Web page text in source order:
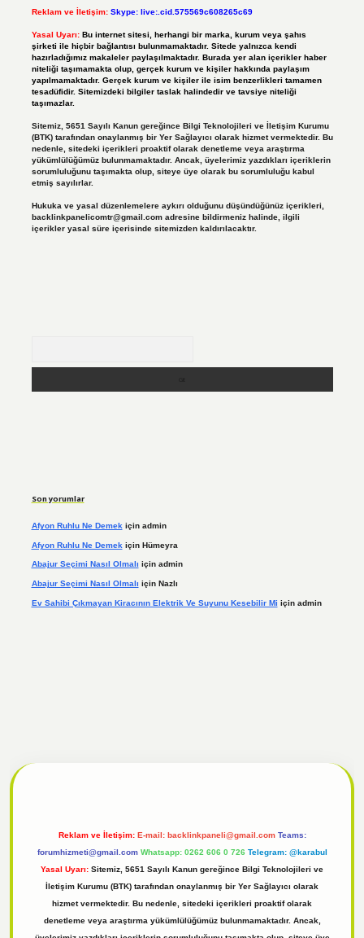
Reklam ve İletişim: Skype: live:.cid.575569c608265c69
Yasal Uyarı: Bu internet sitesi, herhangi bir marka, kurum veya şahıs
şirketi ile hiçbir bağlantısı bulunmamaktadır. Sitede yalnızca kendi
hazırladığımız makaleler paylaşılmaktadır. Burada yer alan içerikler haber
niteliği taşımamakta olup, gerçek kurum ve kişiler hakkında paylaşım
yapılmamaktadır. Gerçek kurum ve kişiler ile isim benzerlikleri tamamen
tesadüfidir. Sitemizdeki bilgiler taslak halindedir ve tavsiye niteliği
taşımazlar.
Sitemiz, 5651 Sayılı Kanun gereğince Bilgi Teknolojileri ve İletişim Kurumu
(BTK) tarafından onaylanmış bir Yer Sağlayıcı olarak hizmet vermektedir. Bu
nedenle, sitedeki içerikleri proaktif olarak denetleme veya araştırma
yükümlülüğümüz bulunmamaktadır. Ancak, üyelerimiz yazdıkları içeriklerin
sorumluluğunu taşımakta olup, siteye üye olarak bu sorumluluğu kabul
etmiş sayılırlar.
Hukuka ve yasal düzenlemelere aykırı olduğunu düşündüğünüz içerikleri,
backlinkpanelicomtr@gmail.comadresine bildirmeniz halinde, ilgili
içerikler yasal süre içerisinde sitemizden kaldırılacaktır.
Son yorumlar
Afyon Ruhlu Ne Demek için admin
Afyon Ruhlu Ne Demek için Hümeyra
Abajur Seçimi Nasıl Olmalı için admin
Abajur Seçimi Nasıl Olmalı için Nazlı
Ev Sahibi Çıkmayan Kiracının Elektrik Ve Suyunu Kesebilir Mi için admin
Reklam ve İletişim: E-mail: backlinkpaneli@gmail.com Teams:
forumhizmeti@gmail.com Whatsapp: 0262 606 0 726 Telegram: @karabul
Yasal Uyarı: Sitemiz, 5651 Sayılı Kanun gereğince Bilgi Teknolojileri ve
İletişim Kurumu (BTK) tarafından onaylanmış bir Yer Sağlayıcı olarak
hizmet vermektedir. Bu nedenle, sitedeki içerikleri proaktif olarak
denetleme veya araştırma yükümlülüğümüz bulunmamaktadır. Ancak,